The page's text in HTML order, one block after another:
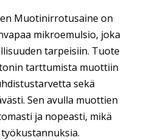
Muotinirrotusaine on
mikroemulsio, joka
tarpeisiin. Tuote
tarttumista muottiin
sekä
Sen avulla muottien
ja nopeasti, mikä